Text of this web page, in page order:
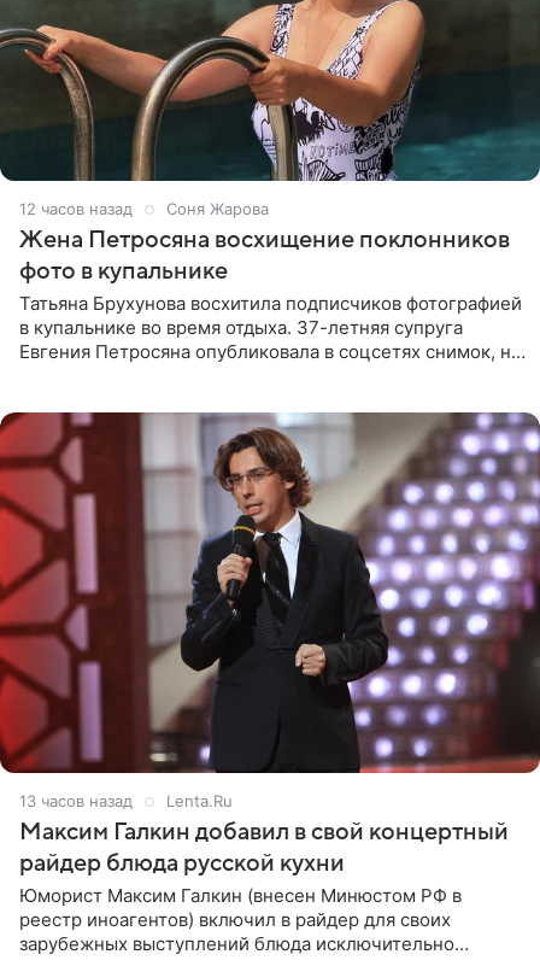
12 часов назад Соня Жарова
Жена Петросяна восхищение поклонников
фото в купальнике
Татьяна Брухунова восхитила подписчиков фотографией
в купальнике во время отдыха. 37-летняя супруга
Евгения Петросяна опубликовала в соцсетях снимок, на
13 часов назад Lenta.Ru
Максим Галкин добавил в свой концертный
райдер блюда русской кухни
Юморист Максим Галкин (внесен Минюстом РФ в
реестр иноагентов) включил в райдер для своих
зарубежных выступлений блюда исключительно